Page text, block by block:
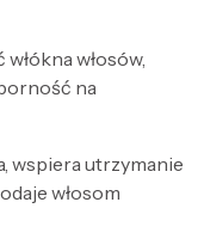
włosów,
na
wspiera utrzymanie
włosom